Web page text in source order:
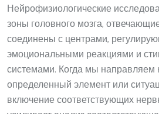
Нейрофизиологические
зоны головного мозга,
соединены с центрами,
эмоциональными реакциями и
системами. Когда мы направляем
определенный элемент или
включение соответствующих